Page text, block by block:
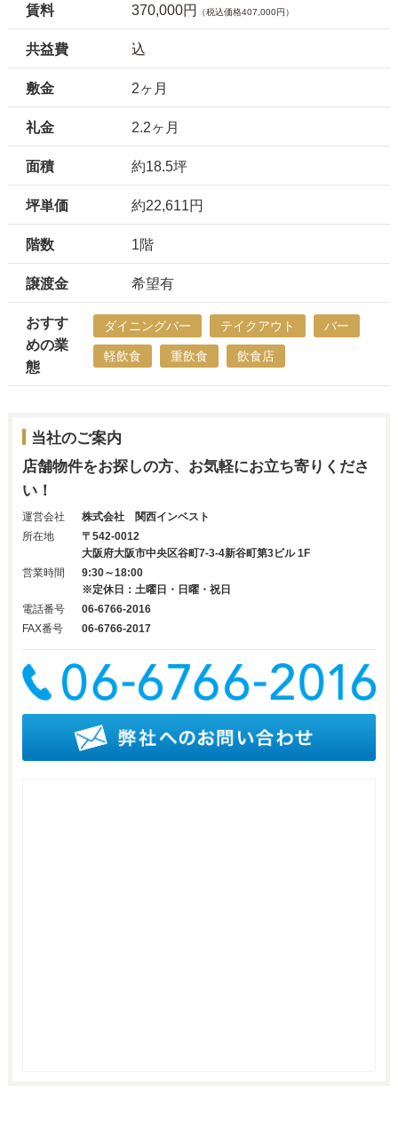
賃料 370,000円 （税込価格407,000円）
共益費 込
敷金 2ヶ月
礼金 2.2ヶ月
面積 約18.5坪
坪単価 約22,611円
階数 1階
譲渡金 希望有
おすす
めの業
態
ダイニングバー テイクアウト バー
軽飲食 重飲食 飲食店
当社のご案内
店舗物件をお探しの方、お気軽にお立ち寄りくださ
い！
運営会社
株式会社 関西インベスト
所在地
〒542-0012
大阪府大阪市中央区谷町7-3-4新谷町第3ビル 1F
営業時間
9:30～18:00
※定休日：土曜日・日曜・祝日
電話番号
06-6766-2016
FAX番号
06-6766-2017